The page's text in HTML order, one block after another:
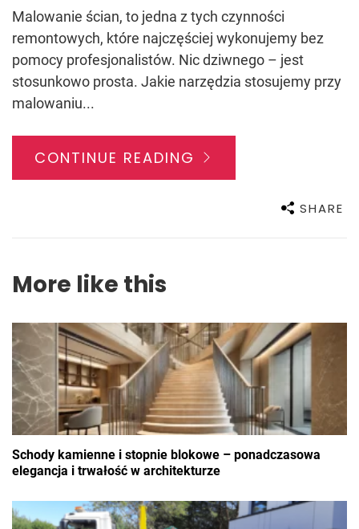
Malowanie ścian, to jedna z tych czynności
remontowych, które najczęściej wykonujemy bez
pomocy profesjonalistów. Nic dziwnego – jest
stosunkowo prosta. Jakie narzędzia stosujemy przy
malowaniu...
CONTINUE READING
SHARE
More like this
Schody kamienne i stopnie blokowe – ponadczasowa
elegancja i trwałość w architekturze